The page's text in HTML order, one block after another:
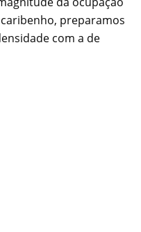
preparamos
com a de